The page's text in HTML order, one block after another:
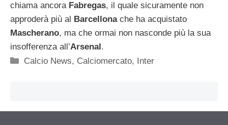
chiama ancora Fabregas, il quale sicuramente non
approderà più al Barcellona che ha acquistato
Mascherano, ma che ormai non nasconde più la sua
insofferenza all’Arsenal .
Categorie
Calcio News, Calciomercato, Inter